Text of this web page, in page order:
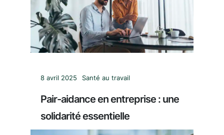
8 avril 2025 Santé au travail
Pair-aidance en entreprise : une
solidarité essentielle